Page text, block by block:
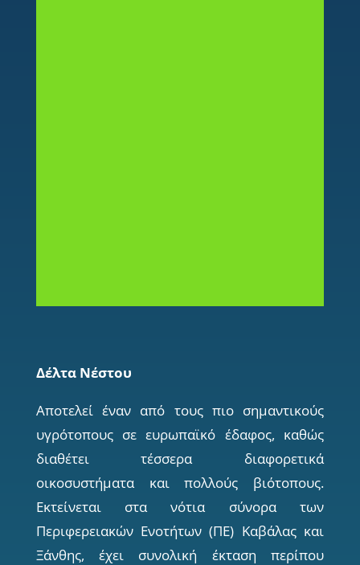
Δέλτα Νέστου
Αποτελεί έναν από τους πιο σηµαντικούς
υγρότοπους σε ευρωπαϊκό έδαφος, καθώς
διαθέτει τέσσερα διαφορετικά
οικοσυστήµατα και πολλούς βιότοπους.
Εκτείνεται στα νότια σύνορα των
Περιφερειακών Ενοτήτων (ΠΕ) Καβάλας και
Ξάνθης, έχει συνολική έκταση περίπου